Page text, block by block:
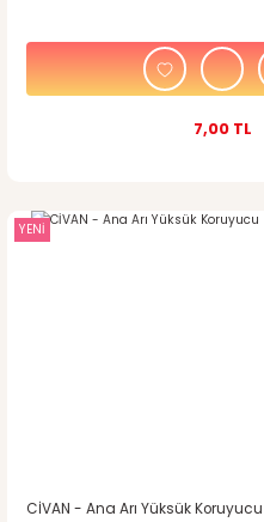
7,00 TL
YENİ
CİVAN - Ana Arı Yüksük Koruyucu